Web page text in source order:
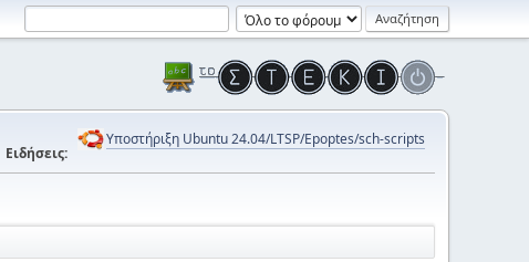
Ειδήσεις:
Υποστήριξη Ubuntu 24.04/LTSP/Epoptes/sch-scripts